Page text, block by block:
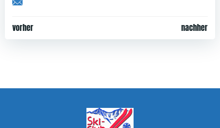
Share by Email
Post
vorher
Post
nachher